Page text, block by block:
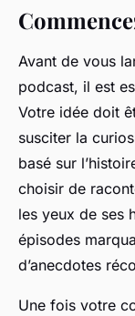
Avant de vous
podcast, il est
Votre idée doit
susciter la
basé sur
choisir de
les yeux de ses
épisodes
d’anecdotes
Une fois votre